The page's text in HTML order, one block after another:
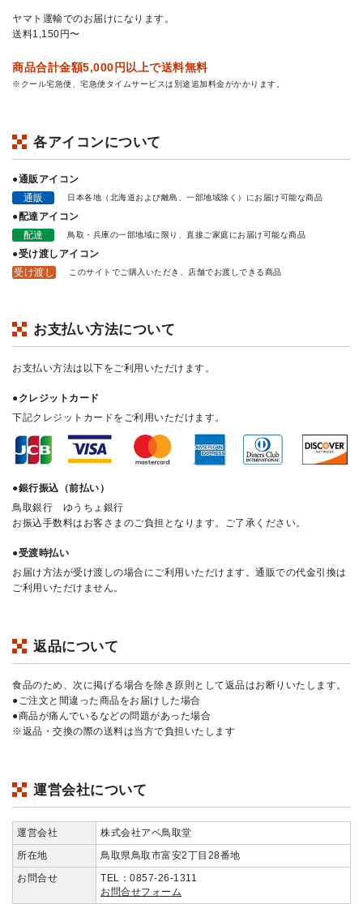
ヤマト運輸でのお届けになります。
送料1,150円〜
商品合計金額5,000円以上で送料無料
※クール宅急便、宅急便タイムサービスは別途追加料金がかかります。
各アイコンについて
●通販アイコン
通販
日本各地（北海道および離島、一部地域除く）にお届け可能な商品
●配達アイコン
配達
鳥取・兵庫の一部地域に限り、直接ご家庭にお届け可能な商品
●受け渡しアイコン
受け渡し
このサイトでご購入いただき、店舗でお渡しできる商品
お支払い方法について
お支払い方法は以下をご利用いただけます。
●クレジットカード
下記クレジットカードをご利用いただけます。
●銀行振込（前払い）
鳥取銀行 ゆうちょ銀行
お振込手数料はお客さまのご負担となります。ご了承ください。
●受渡時払い
お届け方法が受け渡しの場合にご利用いただけます。通販での代金引換は
ご利用いただけません。
返品について
食品のため、次に掲げる場合を除き原則として返品はお断りいたします。
●ご注文と間違った商品をお届けした場合
●商品が痛んでいるなどの問題があった場合
※返品・交換の際の送料は当方で負担いたします
運営会社について
運営会社
株式会社アベ鳥取堂
所在地
鳥取県鳥取市富安2丁目28番地
お問合せ
TEL：0857-26-1311
お問合せフォーム